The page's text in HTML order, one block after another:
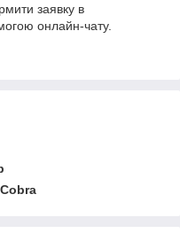
заявку в
онлайн-чату.